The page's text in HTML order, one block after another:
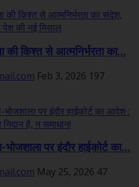
की किश्त से आत्मनिर्भरता का...
Feb 3, 2026 197
पर इंदौर हाईकोर्ट का...
May 25, 2026 47